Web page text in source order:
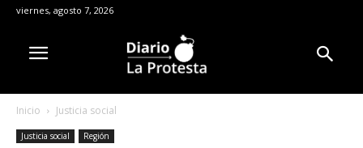
viernes, agosto 7, 2026
Inicio Justicia social
Justicia social Región